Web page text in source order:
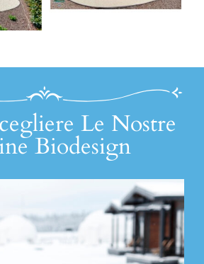
Le Nostre
Biodesign